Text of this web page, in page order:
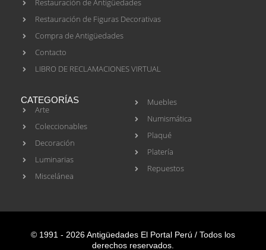
Restauración de Antigüedades
Restauración de Figuras Decorativas
Compra de Antigüedades
Contacto
LIBRO DE RECLAMACIONES VIRTUAL
CATEGORÍAS
Arte
Coleccionables
Decoración
Luminarias
Miscelánea
Muebles
Numismática
Plaqué
Platería
Repuestos
© 1991 - 2026 Antigüedades El Portal Perú / Todos los
derechos reservados.